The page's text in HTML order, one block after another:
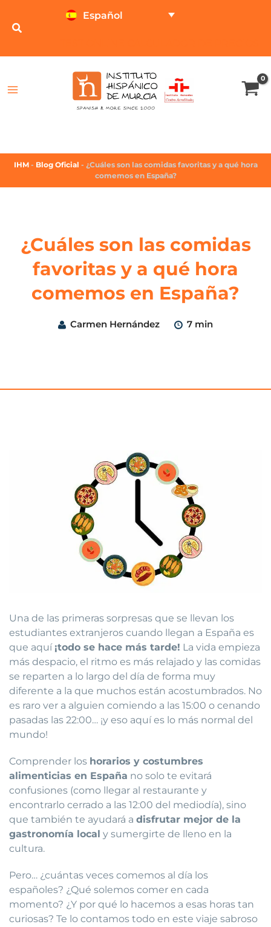
Español
IHM - Blog Oficial - ¿Cuáles son las comidas favoritas y a qué hora
comemos en España?
¿Cuáles son las comidas
favoritas y a qué hora
comemos en España?
Carmen Hernández 7 min
Una de las primeras sorpresas que se llevan los
estudiantes extranjeros cuando llegan a España es
que aquí ¡todo se hace más tarde! La vida empieza
más despacio, el ritmo es más relajado y las comidas
se reparten a lo largo del día de forma muy
diferente a la que muchos están acostumbrados. No
es raro ver a alguien comiendo a las 15:00 o cenando
pasadas las 22:00… ¡y eso aquí es lo más normal del
mundo!
Comprender los horarios y costumbres
alimenticias en España no solo te evitará
confusiones (como llegar al restaurante y
encontrarlo cerrado a las 12:00 del mediodía), sino
que también te ayudará a disfrutar mejor de la
gastronomía local y sumergirte de lleno en la
cultura.
Pero… ¿cuántas veces comemos al día los
españoles? ¿Qué solemos comer en cada
momento? ¿Y por qué lo hacemos a esas horas tan
curiosas? Te lo contamos todo en este viaje sabroso